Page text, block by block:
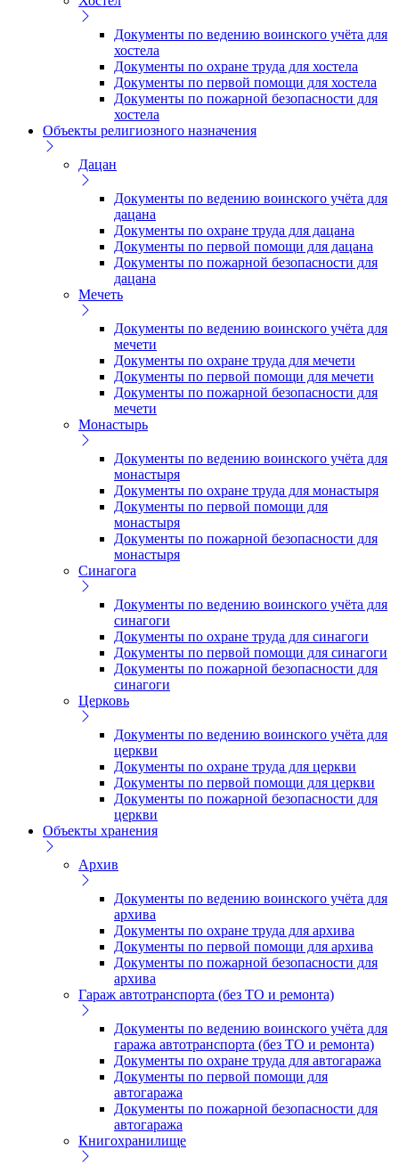
Документы по ведению воинского учёта для
хостела
Документы по охране труда для хостела
Документы по первой помощи для хостела
Документы по пожарной безопасности для
хостела
Объекты религиозного назначения
Дацан
Документы по ведению воинского учёта для
дацана
Документы по охране труда для дацана
Документы по первой помощи для дацана
Документы по пожарной безопасности для
дацана
Мечеть
Документы по ведению воинского учёта для
мечети
Документы по охране труда для мечети
Документы по первой помощи для мечети
Документы по пожарной безопасности для
мечети
Монастырь
Документы по ведению воинского учёта для
монастыря
Документы по охране труда для монастыря
Документы по первой помощи для
монастыря
Документы по пожарной безопасности для
монастыря
Синагога
Документы по ведению воинского учёта для
синагоги
Документы по охране труда для синагоги
Документы по первой помощи для синагоги
Документы по пожарной безопасности для
синагоги
Церковь
Документы по ведению воинского учёта для
церкви
Документы по охране труда для церкви
Документы по первой помощи для церкви
Документы по пожарной безопасности для
церкви
Объекты хранения
Архив
Документы по ведению воинского учёта для
архива
Документы по охране труда для архива
Документы по первой помощи для архива
Документы по пожарной безопасности для
архива
Гараж автотранспорта (без ТО и ремонта)
Документы по ведению воинского учёта для
гаража автотранспорта (без ТО и ремонта)
Документы по охране труда для автогаража
Документы по первой помощи для
автогаража
Документы по пожарной безопасности для
автогаража
Книгохранилище